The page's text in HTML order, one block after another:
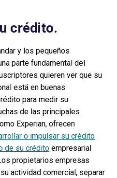
crédito.
y los pequeños
parte fundamental del
quieren ver que su
está en buenas
para medir su
de las principales
Experian, ofrecen
o impulsar su crédito
de su crédito empresarial
propietarios empresas
actividad comercial, separar